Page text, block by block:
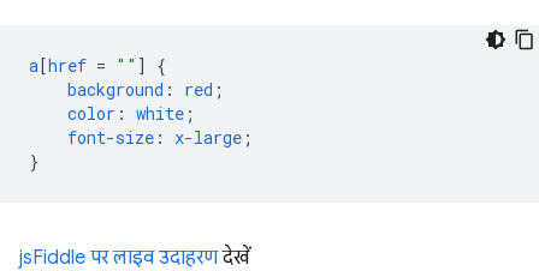
a[href = "" ]
{
background : red ;
color : white ;
font-size : x-large ;
}
jsFiddle पर लाइव उदाहरणदेखें